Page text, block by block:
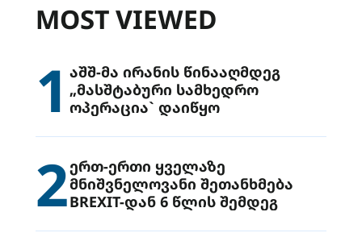
MOST VIEWED
1 აშშ-მა ირანის წინააღმდეგ
„მასშტაბური სამხედრო
ოპერაცია` დაიწყო
2ერთ-ერთი ყველაზე
მნიშვნელოვანი შეთანხმება
BREXIT-დან 6 წლის შემდეგ